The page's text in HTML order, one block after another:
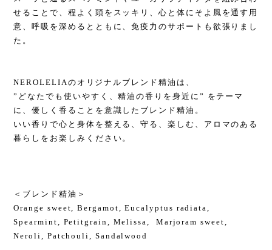
せることで、程よく頭をスッキリ、心と体にそよ風を通す用
意、呼吸を深めるとともに、免疫力のサポートも欲張りまし
た。
NEROLELIAのオリジナルブレンド精油は、
”どなたでも使いやすく、精油の香りを身近に” をテーマ
に、優しく香ることを意識したブレンド精油。
いい香りで心と身体を整える、守る、楽しむ、アロマのある
暮らしをお楽しみください。
＜ブレンド精油＞
Orange sweet, Bergamot, Eucalyptus radiata,
Spearmint, Petitgrain, Melissa, Marjoram sweet,
Neroli, Patchouli, Sandalwood